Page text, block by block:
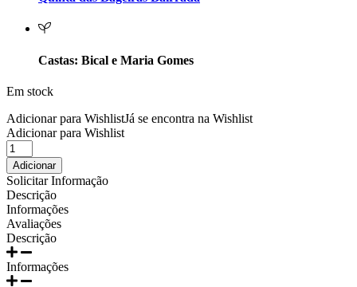
Prats e Symington Family
Quinta da Curia - Bairrada
Quinta das Bágeiras Bairrada
Castas: Bical e Maria Gomes
Em stock
Adicionar para WishlistJá se encontra na Wishlist
Adicionar para Wishlist
Quantidade
de
Vinho
Branco
Quinta
da
Bágeiras
Avô
Fausto
750ml
Adicionar
Solicitar Informação
Descrição
Informações
Avaliações
Descrição
Informações